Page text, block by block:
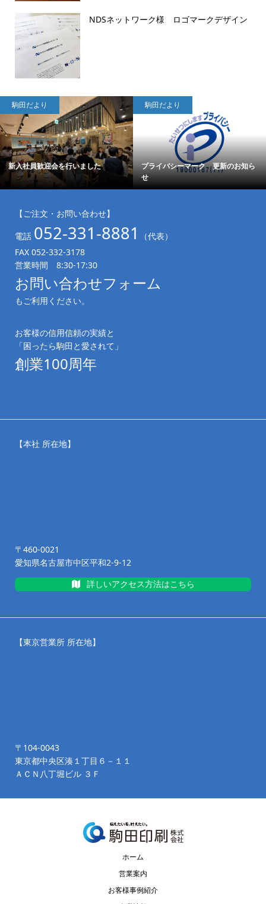
NDSネットワーク様 ロゴマークデザイン
駒田だより
新入社員歓迎会を行いました
駒田だより
プライバシーマーク 更新のお知ら
せ
【ご注文・お問い合わせ】
電話 052-331-8881
（代表）
FAX 052-332-3178
営業時間 8:30-17:30
お問い合わせフォーム
もご利用ください。
お客様の信用信頼の実績と
「困ったら駒田と愛されて」
創業100周年
【本社 所在地】
〒460-0021
愛知県名古屋市中区平和2-9-12
詳しいアクセス方法はこちら
【東京営業所 所在地】
〒104-0043
東京都中央区湊１丁目６－１１
ＡＣＮ八丁堀ビル ３Ｆ
ホーム
営業案内
お客様事例紹介